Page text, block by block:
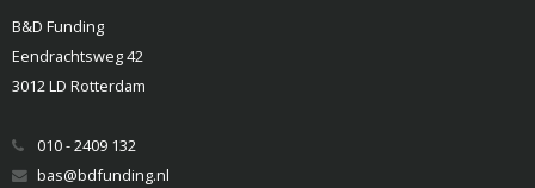
B&D Funding
Eendrachtsweg 42
3012 LD Rotterdam
010 - 2409 132
bas@bdfunding.nl